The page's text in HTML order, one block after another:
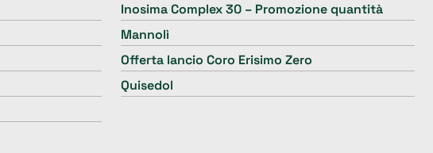
Inosima Complex 30 – Promozione quantità
Mannolì
Offerta lancio Coro Erisimo Zero
Quisedol